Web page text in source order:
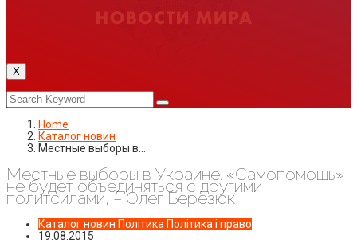
X
Home
Каталог новин
Местные выборы в…
Местные выборы в Украине. «Самопомощь»
не будет объединяться с другими
политсилами, – Олег Березюк
Каталог новин Політика Політика і право
19.08.2015